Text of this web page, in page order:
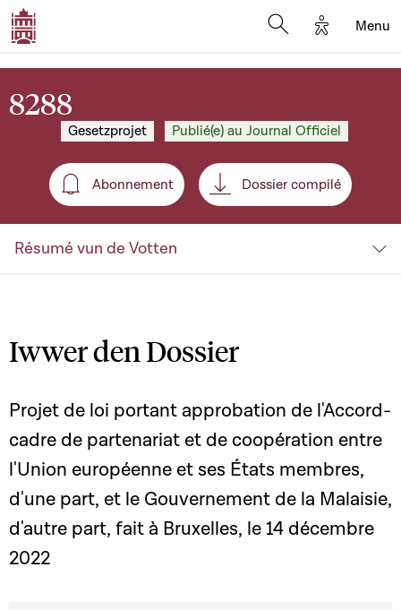
Options
Menu
8288
Gesetzprojet Publié(e) au Journal Officiel
Abonnement
Abonnement Dossier compilé
Résumé vun de Votten
Iwwer den Dossier
Projet de loi portant approbation de l'Accord-
cadre de partenariat et de coopération entre
l'Union européenne et ses États membres,
d'une part, et le Gouvernement de la Malaisie,
d'autre part, fait à Bruxelles, le 14 décembre
2022